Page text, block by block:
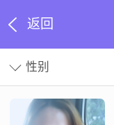
返回
性别